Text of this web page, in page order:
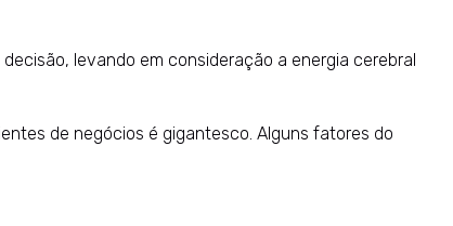
levando em consideração a energia cerebral
de negócios é gigantesco. Alguns fatores do